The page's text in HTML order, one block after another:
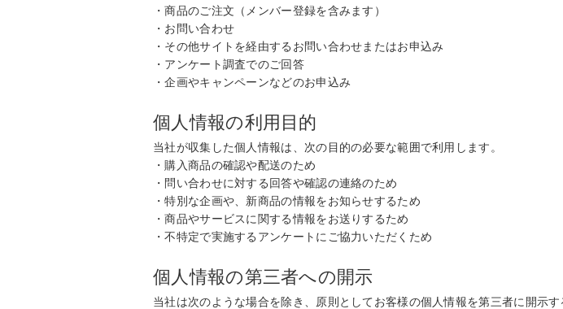
・商品のご注文（メンバー登録を含みます）
・お問い合わせ
・その他サイトを経由するお問い合わせまたはお申込み
・アンケート調査でのご回答
・企画やキャンペーンなどのお申込み
個人情報の利用目的
当社が収集した個人情報は、次の目的の必要な範囲で利用します。
・購入商品の確認や配送のため
・問い合わせに対する回答や確認の連絡のため
・特別な企画や、新商品の情報をお知らせするため
・商品やサービスに関する情報をお送りするため
・不特定で実施するアンケートにご協力いただくため
個人情報の第三者への開示
当社は次のような場合を除き、原則としてお客様の個人情報を第三者に開示す